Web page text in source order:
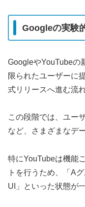
Googleの実験
GoogleやYouTubeの
限られたユーザーに
式リリースへ進む流
この段階では、ユー
など、さまざまなデ
特にYouTubeは機能
トを行うため、「A
UI」といった状態が